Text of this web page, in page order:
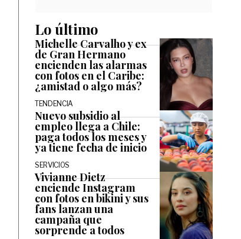
Lo último
Michelle Carvalho y ex
de Gran Hermano
encienden las alarmas
con fotos en el Caribe:
¿amistad o algo más?
TENDENCIA
Nuevo subsidio al
empleo llega a Chile:
paga todos los meses y
ya tiene fecha de inicio
SERVICIOS
Vivianne Dietz
enciende Instagram
con fotos en bikini y sus
fans lanzan una
campaña que
sorprende a todos